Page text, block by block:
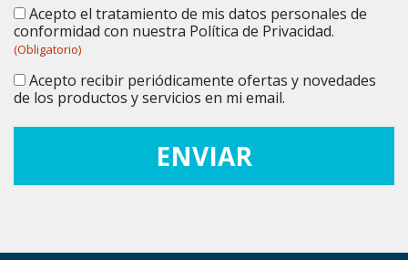
Consentimiento(Obligatorio)
Acepto el tratamiento de mis datos personales de
conformidad con nuestra Política de Privacidad.
(Obligatorio)
Consentimiento
Acepto recibir periódicamente ofertas y novedades
de los productos y servicios en mi email.
ENVIAR